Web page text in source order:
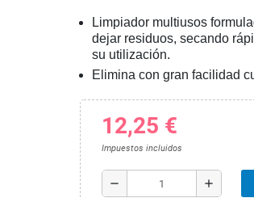
Limpiador multiusos
dejar residuos, secando
su utilización.
Elimina con gran facilidad
12,25 €
Impuestos incluidos
remove add